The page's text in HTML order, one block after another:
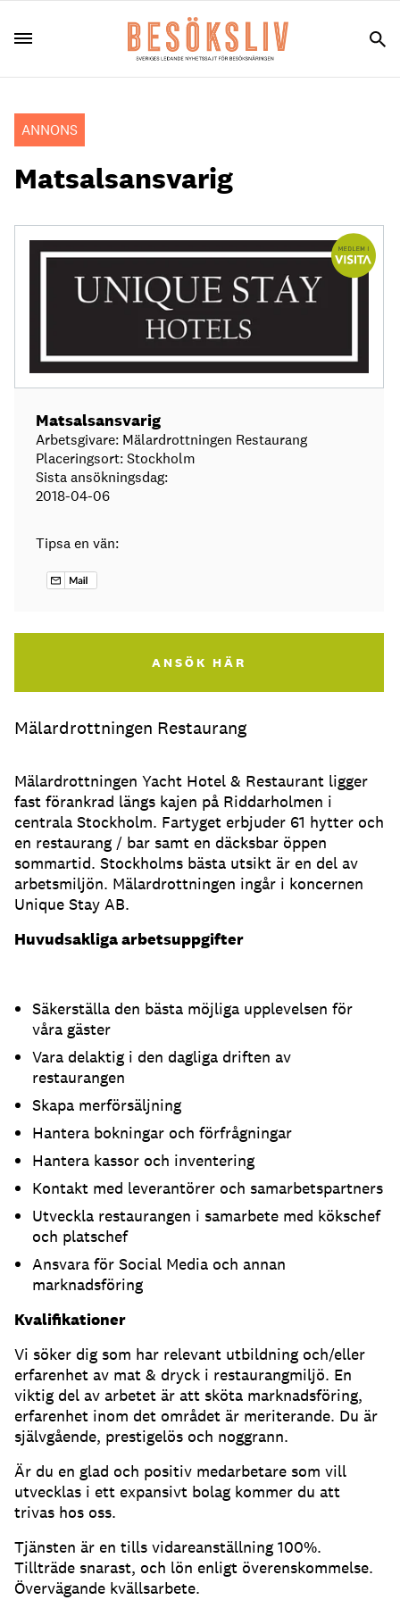
ANNONS
Matsalsansvarig
Mälardrottningen Restaurang
Mälardrottningen Yacht Hotel & Restaurant ligger
fast förankrad längs kajen på Riddarholmen i
centrala Stockholm. Fartyget erbjuder 61 hytter och
en restaurang / bar samt en däcksbar öppen
sommartid. Stockholms bästa utsikt är en del av
arbetsmiljön. Mälardrottningen ingår i koncernen
Unique Stay AB.
Huvudsakliga arbetsuppgifter
Säkerställa den bästa möjliga upplevelsen för
våra gäster
Vara delaktig i den dagliga driften av
restaurangen
Skapa merförsäljning
Hantera bokningar och förfrågningar
Hantera kassor och inventering
Kontakt med leverantörer och samarbetspartners
Utveckla restaurangen i samarbete med kökschef
och platschef
Ansvara för Social Media och annan
marknadsföring
Kvalifikationer
Vi söker dig som har relevant utbildning och/eller
erfarenhet av mat & dryck i restaurangmiljö. En
viktig del av arbetet är att sköta marknadsföring,
erfarenhet inom det området är meriterande. Du är
självgående, prestigelös och noggrann.
Är du en glad och positiv medarbetare som vill
utvecklas i ett expansivt bolag kommer du att
trivas hos oss.
Tjänsten är en tills vidareanställning 100%.
Tillträde snarast, och lön enligt överenskommelse.
Övervägande kvällsarbete.
Matsalsansvarig
Arbetsgivare: Mälardrottningen Restaurang
Placeringsort: Stockholm
Sista ansökningsdag:
2018-04-06
Tipsa en vän:
ANSÖK HÄR